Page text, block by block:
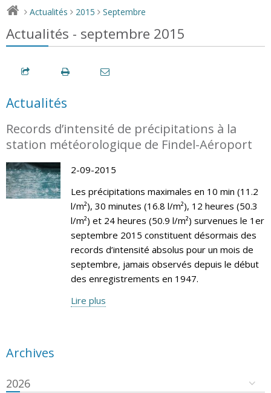
> Actualités > 2015 > Septembre
Actualités - septembre 2015
Actualités
Records d’intensité de précipitations à la
station météorologique de Findel-Aéroport
2-09-2015
Les précipitations maximales en 10 min (11.2
l/m²), 30 minutes (16.8 l/m²), 12 heures (50.3
l/m²) et 24 heures (50.9 l/m²) survenues le 1er
septembre 2015 constituent désormais des
records d’intensité absolus pour un mois de
septembre, jamais observés depuis le début
des enregistrements en 1947.
Lire plus
Archives
2026